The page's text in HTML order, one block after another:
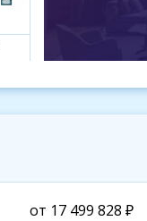
от 17 499 828 ₽